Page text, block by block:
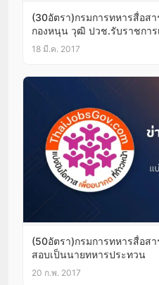
(30อัตรา)กรมการทหารสื่อส
กองหนุน วุฒิ ปวช.รับราชกา
31มี.ค.60
18 มี.ค. 2017
(50อัตรา)กรมการทหารสื่อส
สอบเป็นนายทหารประทวน
20 ก.พ. 2017